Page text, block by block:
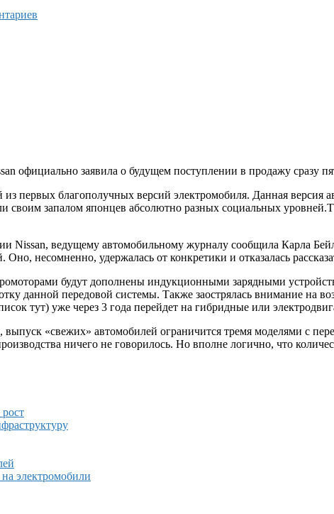
официально заявила о будущем поступлении в продажу сразу
первых благополучных версий электромобиля. Данная
своим запалом японцев абсолютно разных социальных
Nissan, ведущему автомобильному журналу сообщила Карла
несомненно, удержалась от конкретики и отказалась
будут дополнены индукционными зарядными
данной передовой системы. Также заострялась внимание на
тут) уже через 3 года перейдет на гибридные или
«свежих» автомобилей ограничится тремя моделями с
ничего не говорилось. Но вполне логично, что
электромобили